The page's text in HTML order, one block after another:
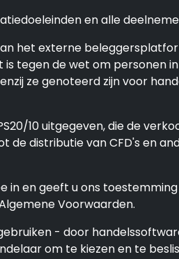
en alle
het externe
is tegen de wet om
ze genoteerd zijn voor
10 uitgegeven, die de
distributie van CFD's en
en geeft u ons
Voorwaarden.
- door
om te kiezen en te